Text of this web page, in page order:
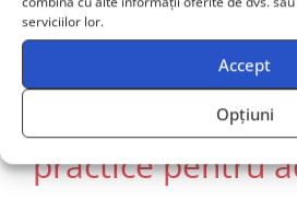
serviciilor lor.
Accept
Opțiuni
operator de sisteme intr-un
Provocari si
practice pentru